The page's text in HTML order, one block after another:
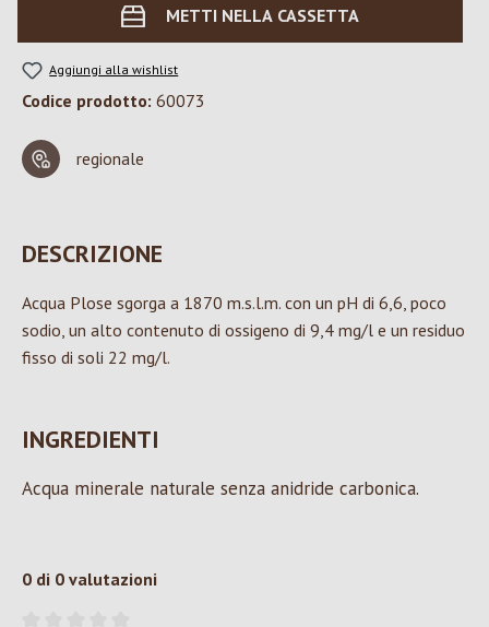
METTI NELLA CASSETTA
Aggiungi alla wishlist
Codice prodotto: 60073
regionale
DESCRIZIONE
Acqua Plose sgorga a 1870 m.s.l.m. con un pH di 6,6, poco
sodio, un alto contenuto di ossigeno di 9,4 mg/l e un residuo
fisso di soli 22 mg/l.
INGREDIENTI
Acqua minerale naturale senza anidride carbonica.
0 di 0 valutazioni